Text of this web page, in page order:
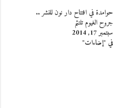
حوامدة في افتتاح دار نون للنشر ..
جروح الغيوم تلتئم
سبتمبر 17, 2014
في "إضاءات"